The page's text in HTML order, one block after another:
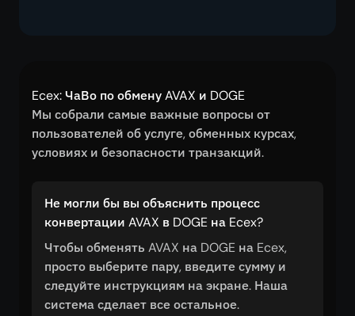
Ecex: ЧаВо по обмену AVAX и DOGE
Мы собрали самые важные вопросы от
пользователей об услуге, обменных курсах,
условиях и безопасности транзакций.
Не могли бы вы объяснить процесс
конвертации AVAX в DOGE на Ecex?
Чтобы обменять AVAX на DOGE на Ecex,
просто выберите пару, введите сумму и
следуйте инструкциям на экране. Наша
система сделает все остальное.